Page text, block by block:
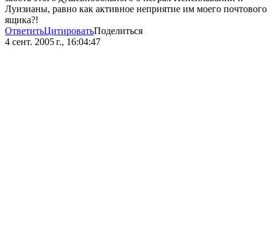
Луизианы, равно как активное неприятие им моего почтового
ящика?!
ОтветитьЦитироватьПоделиться
4 сент. 2005 г., 16:04:47